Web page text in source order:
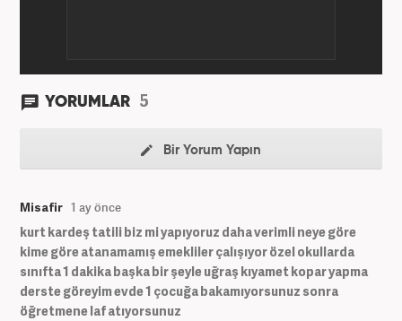
YORUMLAR 5
Bir Yorum Yapın
Misafir 1 ay önce
kurt kardeş tatili biz mi yapıyoruz daha verimli neye göre
kime göre atanamamış emekliler çalışıyor özel okullarda
sınıfta 1 dakika başka bir şeyle uğraş kıyamet kopar yapma
derste göreyim evde 1 çocuğa bakamıyorsunuz sonra
öğretmene laf atıyorsunuz